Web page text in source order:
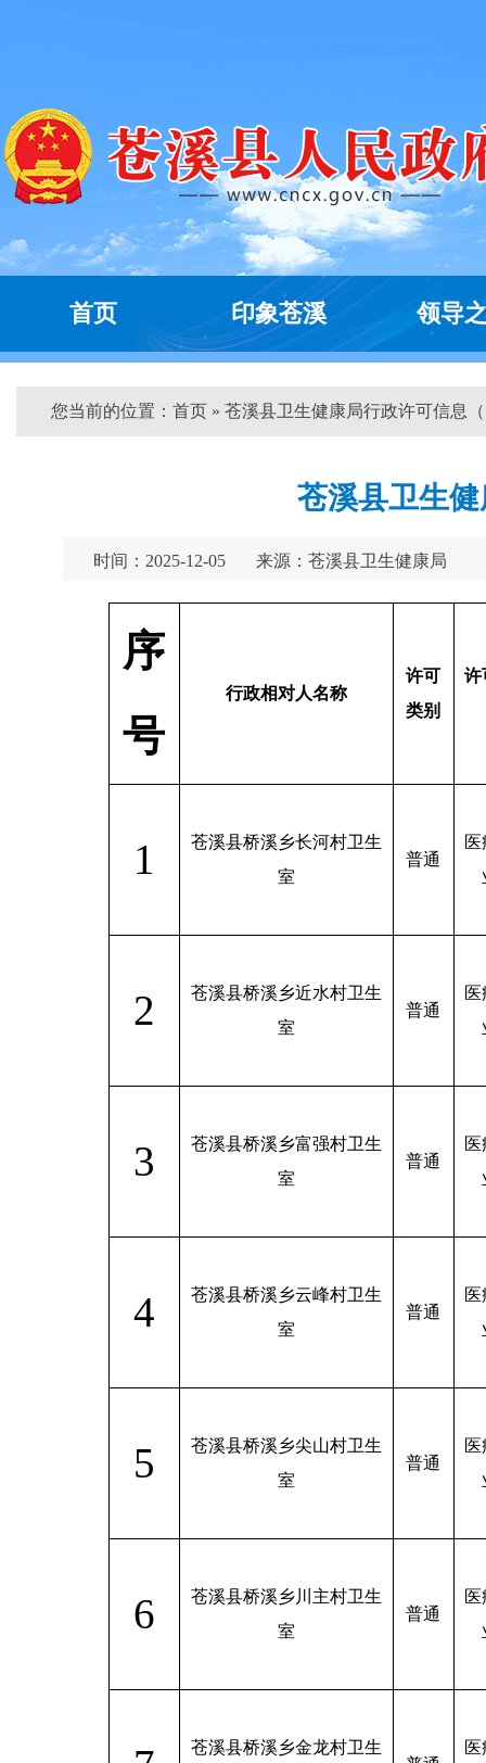
首页 印象苍溪 领导
您当前的位置： 首页 » 苍溪县卫生健康局行政许可信息
苍溪县卫生健
时间：2025-12-05 来源：苍溪县卫生健康局
序
号
行政相对人名称
许可
类别
许
1
苍溪县桥溪乡长河村卫生
室
普通
2
苍溪县桥溪乡近水村卫生
室
普通
3
苍溪县桥溪乡富强村卫生
室
普通
4
苍溪县桥溪乡云峰村卫生
室
普通
5
苍溪县桥溪乡尖山村卫生
室
普通
6
苍溪县桥溪乡川主村卫生
室
普通
苍溪县桥溪乡金龙村卫生